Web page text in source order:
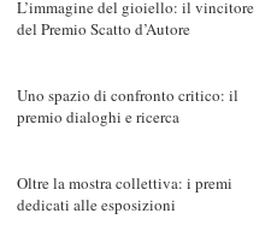
L’immagine del gioiello: il vincitore
del Premio Scatto d’Autore
Uno spazio di confronto critico: il
premio dialoghi e ricerca
Oltre la mostra collettiva: i premi
dedicati alle esposizioni